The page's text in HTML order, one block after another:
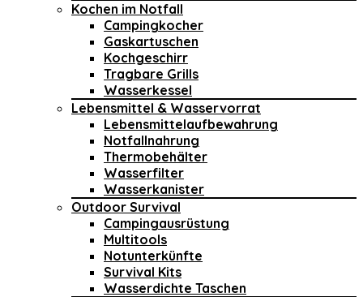
Kochen im Notfall
Campingkocher
Gaskartuschen
Kochgeschirr
Tragbare Grills
Wasserkessel
Lebensmittel & Wasservorrat
Lebensmittelaufbewahrung
Notfallnahrung
Thermobehälter
Wasserfilter
Wasserkanister
Outdoor Survival
Campingausrüstung
Multitools
Notunterkünfte
Survival Kits
Wasserdichte Taschen